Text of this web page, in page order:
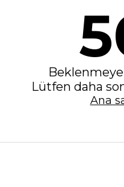
Lütfen daha
Ana